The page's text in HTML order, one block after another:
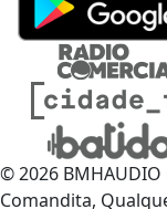
© 2026
Comandita,